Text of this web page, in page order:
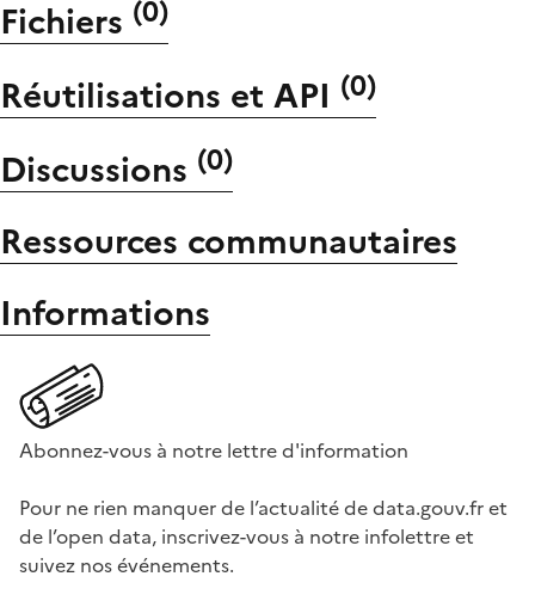
Fichiers (0)
Réutilisations et API (0)
Discussions (0)
Ressources communautaires
Informations
Abonnez-vous à notre lettre d'information
Pour ne rien manquer de l’actualité de data.gouv.fr et
de l’open data, inscrivez-vous à notre infolettre et
suivez nos événements.